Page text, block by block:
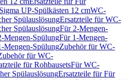
UP-Spülkästen 12 cmWC-
SpülauslösungErsatzteile für WC-
SpülauslösungFür 2-Mengen-
Mengen-SpülungFür 1-Mengen-
Mengen-SpülungZubehör für WC-
für WC-
für RohbausetsFür WC-
SpülauslösungErsatzteile für Für